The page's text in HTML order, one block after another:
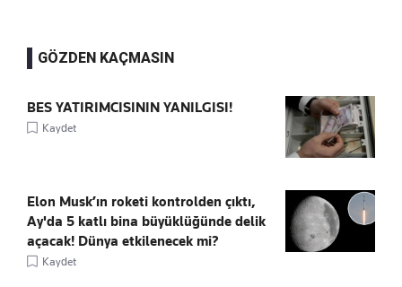
GÖZDEN KAÇMASIN
BES YATIRIMCISININ YANILGISI!
Kaydet
Elon Musk’ın roketi kontrolden çıktı,
Ay'da 5 katlı bina büyüklüğünde delik
açacak! Dünya etkilenecek mi?
Kaydet